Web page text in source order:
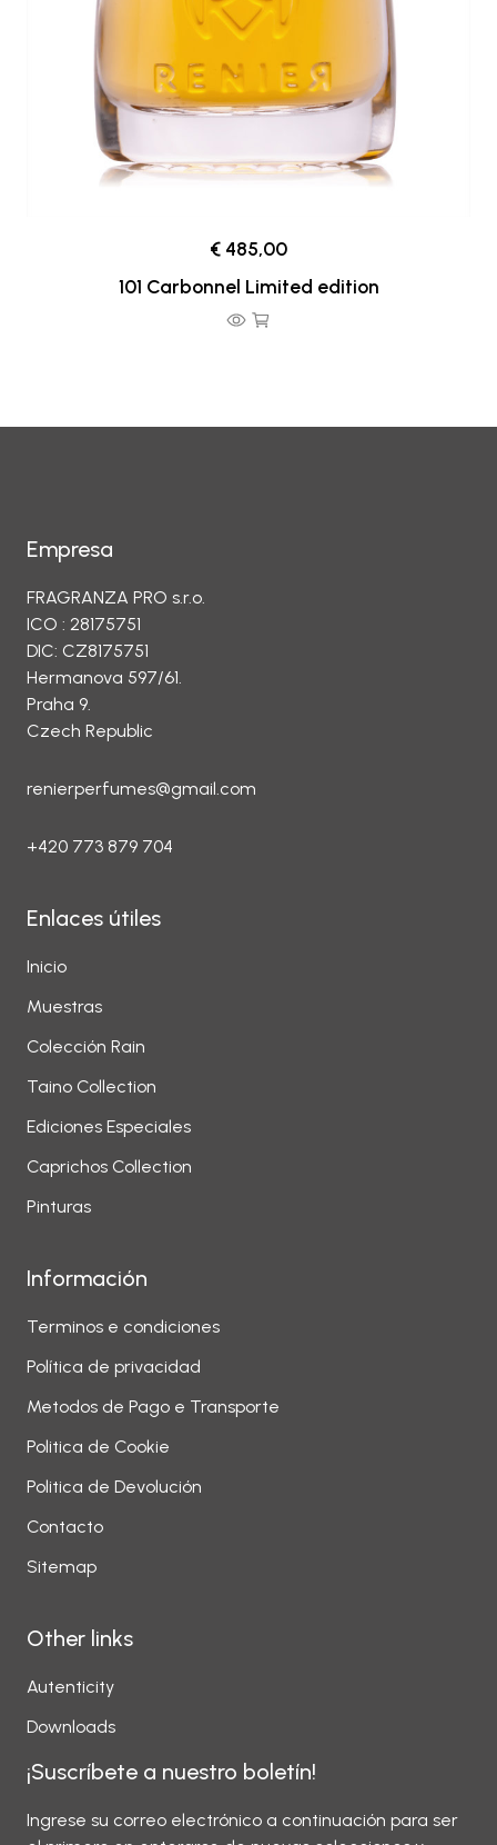
€ 485,00
101 Carbonnel Limited edition
Empresa
FRAGRANZA PRO s.r.o.
ICO : 28175751
DIC: CZ8175751
Hermanova 597/61.
Praha 9.
Czech Republic
renierperfumes@gmail.com
+420 773 879 704
Enlaces útiles
Inicio
Muestras
Colección Rain
Taino Collection
Ediciones Especiales
Caprichos Collection
Pinturas
Información
Terminos e condiciones
Política de privacidad
Metodos de Pago e Transporte
Politica de Cookie
Politica de Devolución
Contacto
Sitemap
Other links
Autenticity
Downloads
¡Suscríbete a nuestro boletín!
Ingrese su correo electrónico a continuación para ser